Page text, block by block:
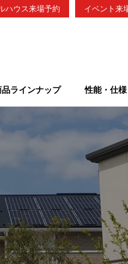
品ラインナップ 性能・仕様
ハウス来場予約 イベント来